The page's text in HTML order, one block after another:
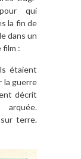
qui
la fin de
dans un
film :
étaient
la guerre
décrit
terre.